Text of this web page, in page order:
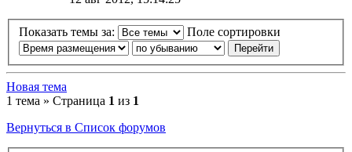
Показать темы за: Поле сортировки
Новая тема
1 тема » Страница 1 из 1
Вернуться в Список форумов